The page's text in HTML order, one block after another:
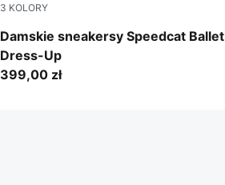
3 KOLORY
Damskie sneakersy Speedcat Ballet
Dress-Up
Puma Black
399,00 zł